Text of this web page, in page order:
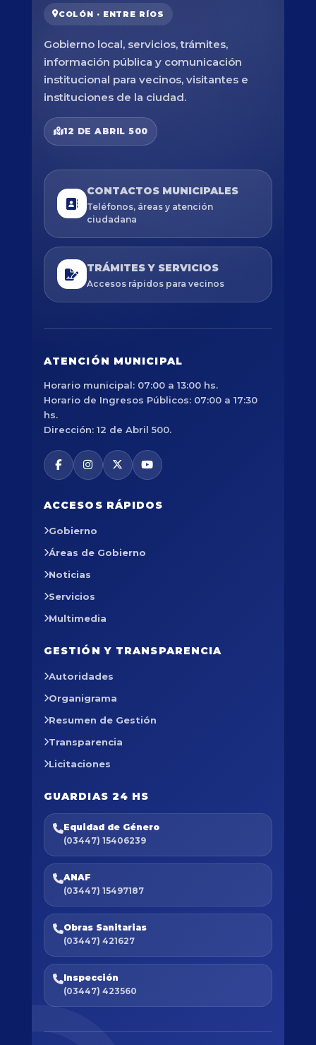
COLÓN · ENTRE RÍOS
Gobierno local, servicios, trámites,
información pública y comunicación
institucional para vecinos, visitantes e
instituciones de la ciudad.
12 DE ABRIL 500
CONTACTOS MUNICIPALES
Teléfonos, áreas y atención
ciudadana
TRÁMITES Y SERVICIOS
Accesos rápidos para vecinos
ATENCIÓN MUNICIPAL
Horario municipal: 07:00 a 13:00 hs.
Horario de Ingresos Públicos: 07:00 a 17:30
hs.
Dirección: 12 de Abril 500.
ACCESOS RÁPIDOS
Gobierno
Áreas de Gobierno
Noticias
Servicios
Multimedia
GESTIÓN Y TRANSPARENCIA
Autoridades
Organigrama
Resumen de Gestión
Transparencia
Licitaciones
GUARDIAS 24 HS
Equidad de Género
(03447) 15406239
ANAF
(03447) 15497187
Obras Sanitarias
(03447) 421627
Inspección
(03447) 423560